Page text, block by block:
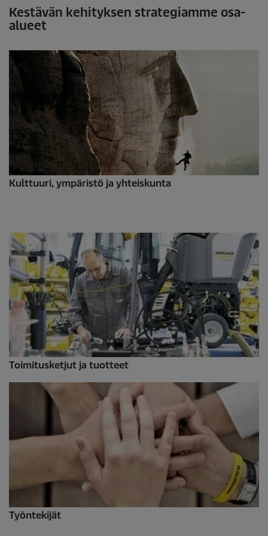
Kestävän kehityksen strategiamme osa-
alueet
Kulttuuri, ympäristö ja yhteiskunta
Toimitusketjut ja tuotteet
Työntekijät